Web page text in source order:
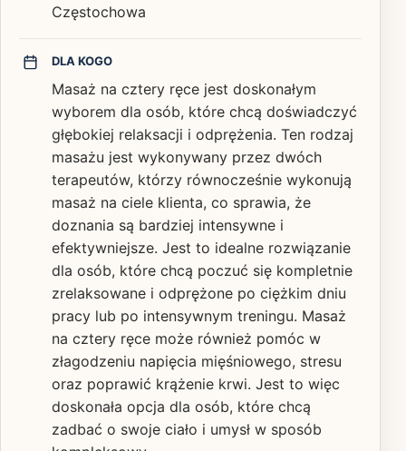
Częstochowa
DLA KOGO
Masaż na cztery ręce jest doskonałym
wyborem dla osób, które chcą doświadczyć
głębokiej relaksacji i odprężenia. Ten rodzaj
masażu jest wykonywany przez dwóch
terapeutów, którzy równocześnie wykonują
masaż na ciele klienta, co sprawia, że
doznania są bardziej intensywne i
efektywniejsze. Jest to idealne rozwiązanie
dla osób, które chcą poczuć się kompletnie
zrelaksowane i odprężone po ciężkim dniu
pracy lub po intensywnym treningu. Masaż
na cztery ręce może również pomóc w
złagodzeniu napięcia mięśniowego, stresu
oraz poprawić krążenie krwi. Jest to więc
doskonała opcja dla osób, które chcą
zadbać o swoje ciało i umysł w sposób